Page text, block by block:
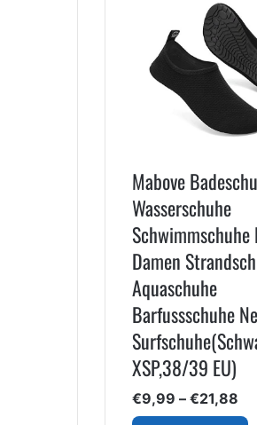
Mabove
Wasserschuhe
Schwimmschuhe
Damen
Aquaschuhe
Barfussschuhe
XSP,38/39 EU)
€9,99 – €21,88